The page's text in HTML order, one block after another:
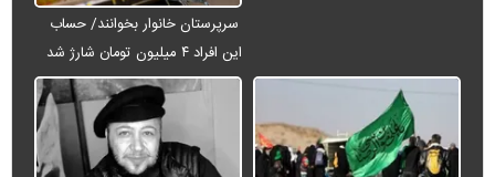
سرپرستان خانوار بخوانند/ حساب
این افراد ۴ میلیون تومان شارژ شد